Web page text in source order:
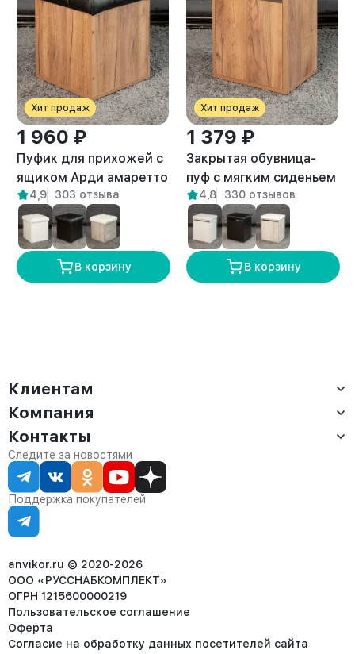
Хит продаж
1 960 ₽
Пуфик для прихожей с
ящиком Арди амаретто
4,9 303 отзыва
В корзину
Хит продаж
1 379 ₽
Закрытая обувница-
пуф с мягким сиденьем
для прихожей Вома
амаретто
4,8 330 отзывов
В корзину
Клиентам
Доставка
Оплата
Сервис
Статус заказа
Статьи
Компания
О компании
Контакты
Партнёрам
Контакты
Отдел продаж:
8 (800) 234-22-62
corp@anvikor.ru
Ежедневно, с 7:00-19:00 (МСК)
Отдел рекламации:
8 (953) 455-25-61
Следите за новостями
Поддержка покупателей
anvikor.ru © 2020-2026
ООО «РУССНАБКОМПЛЕКТ»
ОГРН 1215600000219
Пользовательское соглашение
Оферта
Согласие на обработку данных посетителей сайта